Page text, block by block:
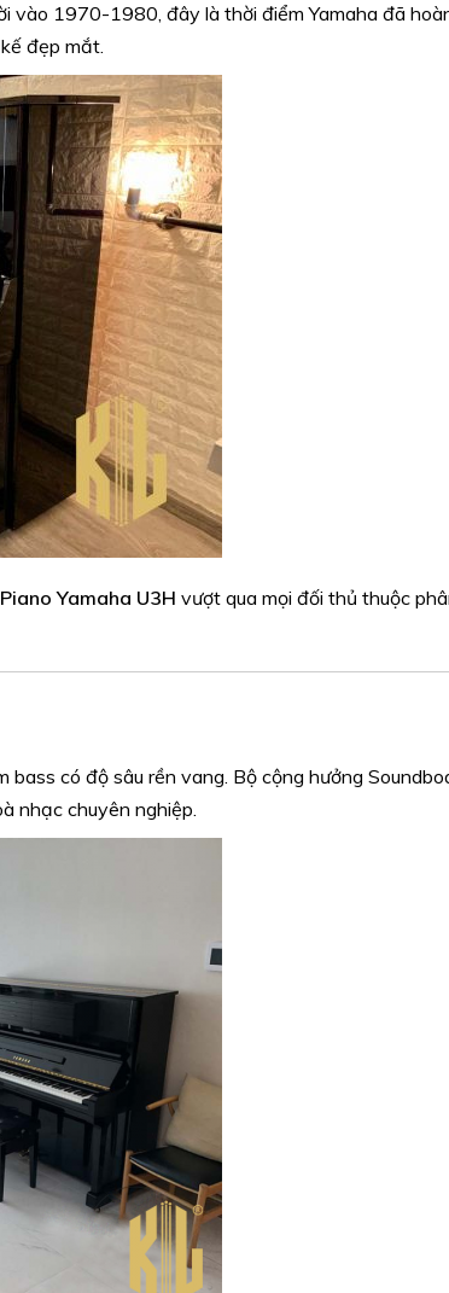
vào 1970-1980, đây là thời điểm Yamaha đã
đẹp mắt.
Piano Yamaha U3H vượt qua mọi đối thủ thuộc
bass có độ sâu rền vang. Bộ cộng hưởng
nhạc chuyên nghiệp.